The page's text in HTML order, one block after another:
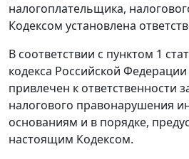
налогоплательщика,
Кодексом установлена
В соответствии с пунктом 1
кодекса Российской
привлечен к ответственности
налогового правонарушения
основаниям и в порядке,
настоящим Кодексом.